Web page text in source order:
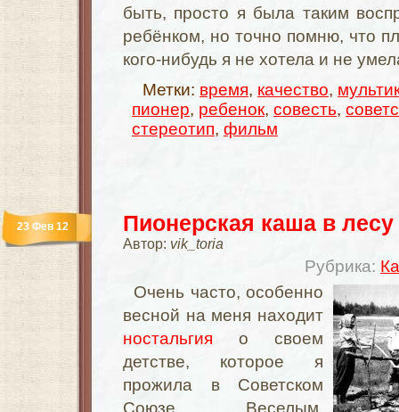
быть, просто я была таким
ребёнком, но точно помню, что
кого-нибудь я не хотела и не
Метки: время, качество,
пионер, ребенок, совесть,
стереотип, фильм
Пионерская каша в лесу
Автор: vik_toria
Рубрика:
23 Фев 12
Очень часто, особенно
весной на меня находит
ностальгия о своем
детстве, которое я
прожила в Советском
Союзе. Веселым,